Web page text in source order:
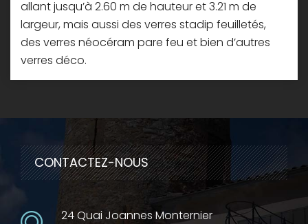
allant jusqu’à 2.60 m de hauteur et 3.21 m de
largeur, mais aussi des verres stadip feuilletés,
des verres néocéram pare feu et bien d’autres
verres déco.
CONTACTEZ-NOUS
24 Quai Joannes Monternier